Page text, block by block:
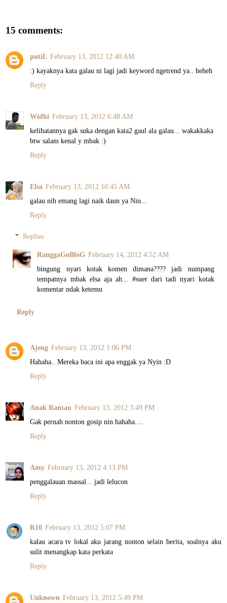
15 comments:
putiL February 13, 2012 12:40 AM
:) kayaknya kata galau ni lagi jadi keyword ngetrend ya.. heheh
Reply
Widhi February 13, 2012 6:48 AM
kelihatannya gak suka dengan kata2 gaul ala galau... wakakkaka
btw salam kenal y mbak :)
Reply
Elsa February 13, 2012 10:45 AM
galau nih emang lagi naik daun ya Nin...
Reply
Replies
RanggaGoBloG February 14, 2012 4:52 AM
bingung nyari kotak komen dimana???? jadi numpang
tempatnya mbak elsa aja ah... #suer dari tadi nyari kotak
komentar ndak ketemu
Reply
Ajeng February 13, 2012 1:06 PM
Hahaha.. Mereka baca ini apa enggak ya Nyin :D
Reply
Anak Rantau February 13, 2012 3:49 PM
Gak pernah nonton gosip nin hahaha....
Reply
Amy February 13, 2012 4:13 PM
penggalauan massal... jadi lelucon
Reply
R10 February 13, 2012 5:07 PM
kalau acara tv lokal aku jarang nonton selain berita, soalnya aku
sulit menangkap kata perkata
Reply
Unknown February 13, 2012 5:49 PM